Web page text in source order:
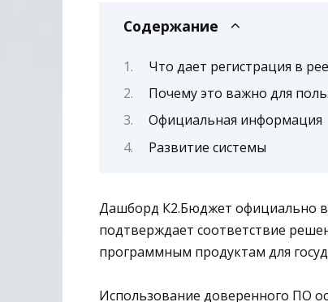
Содержание
Что дает регистрация в
Почему это важно для
Официальная информация
Развитие системы
Дашборд К2.Бюджет официально
подтверждает соответствие
программным продуктам для
Использование доверенного ПО